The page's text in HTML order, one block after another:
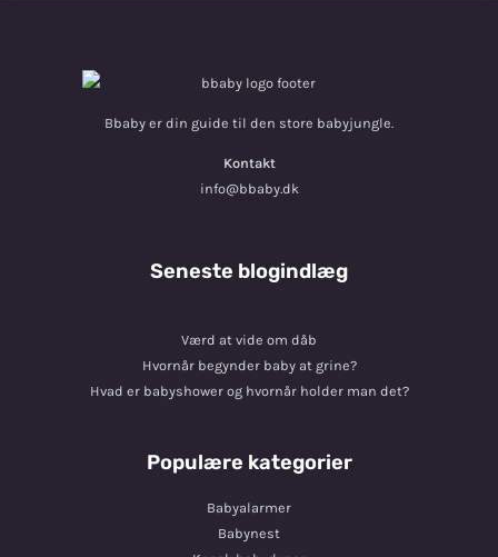
Bbaby er din guide til den store babyjungle.
Kontakt
info@bbaby.dk
Seneste blogindlæg
Værd at vide om dåb
Hvornår begynder baby at grine?
Hvad er babyshower og hvornår holder man det?
Populære kategorier
Babyalarmer
Babynest